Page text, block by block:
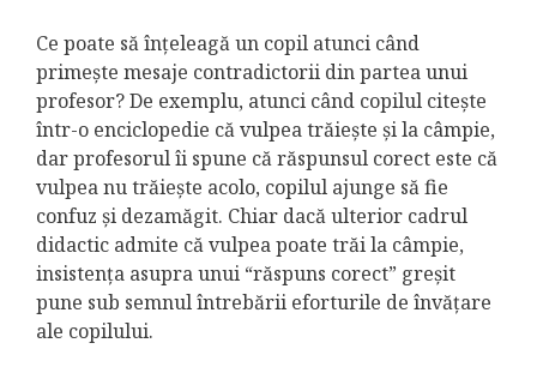
Ce poate să înțeleagă un copil atunci când
primește mesaje contradictorii din partea unui
profesor? De exemplu, atunci când copilul citește
într-o enciclopedie că vulpea trăiește și la câmpie,
dar profesorul îi spune că răspunsul corect este că
vulpea nu trăiește acolo, copilul ajunge să fie
confuz și dezamăgit. Chiar dacă ulterior cadrul
didactic admite că vulpea poate trăi la câmpie,
insistența asupra unui “răspuns corect” greșit
pune sub semnul întrebării eforturile de învățare
ale copilului.